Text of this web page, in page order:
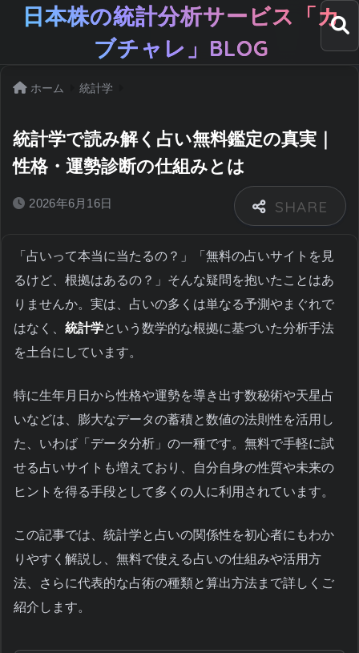
日本株の統計分析サービス「カ
ブチャレ」BLOG
ホーム 統計学
統計学で読み解く占い無料鑑定の真実｜
性格・運勢診断の仕組みとは
2026年6月16日
「占いって本当に当たるの？」「無料の占いサイトを見
るけど、根拠はあるの？」そんな疑問を抱いたことはあ
りませんか。実は、占いの多くは単なる予測やまぐれで
はなく、 統計学という数学的な根拠に基づいた分析手法
を土台にしています。
特に生年月日から性格や運勢を導き出す数秘術や天星占
いなどは、膨大なデータの蓄積と数値の法則性を活用し
た、いわば「データ分析」の一種です。無料で手軽に試
せる占いサイトも増えており、自分自身の性質や未来の
ヒントを得る手段として多くの人に利用されています。
この記事では、統計学と占いの関係性を初心者にもわか
りやすく解説し、無料で使える占いの仕組みや活用方
法、さらに代表的な占術の種類と算出方法まで詳しくご
紹介します。